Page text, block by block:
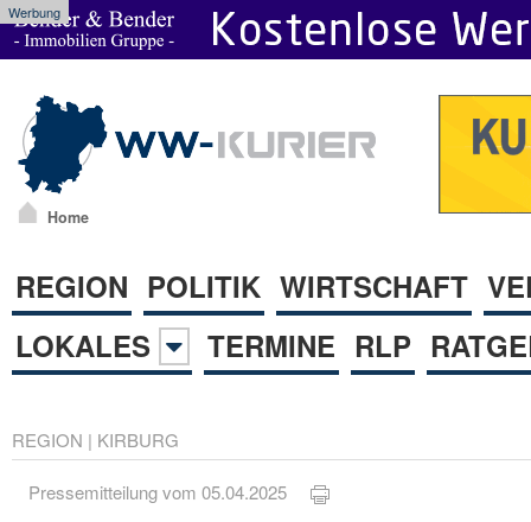
Werbung
Home
REGION POLITIK WIRTSCHAFT
LOKALES
TERMINE RLP
REGION | KIRBURG
Pressemitteilung vom 05.04.2025